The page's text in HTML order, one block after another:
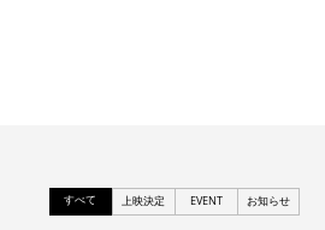
すべて 上映決定 EVENT お知らせ